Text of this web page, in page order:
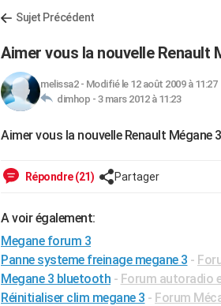
Sujet Précédent
Aimer vous la nouvelle Renault
melissa2- Modifié le 12 août 2009 à 11:27
dimhop - 3 mars 2012 à 11:23
Aimer vous la nouvelle Renault Mégane
Répondre (21) Partager
A voir également:
Megane forum 3
Panne systeme freinage megane 3 -
Megane 3 bluetooth - Forum autoradio
Réinitialiser clim megane 3 - Forum